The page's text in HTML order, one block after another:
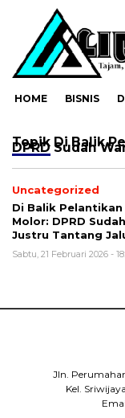
HOME BISNIS
Topik Di Balik
DPRD Sudah
Uncategorized
Di Balik Pelantikan
Molor: DPRD
Justru Tantang
Sabtu, 21 Februari 2026 -
Jln.
Kel.